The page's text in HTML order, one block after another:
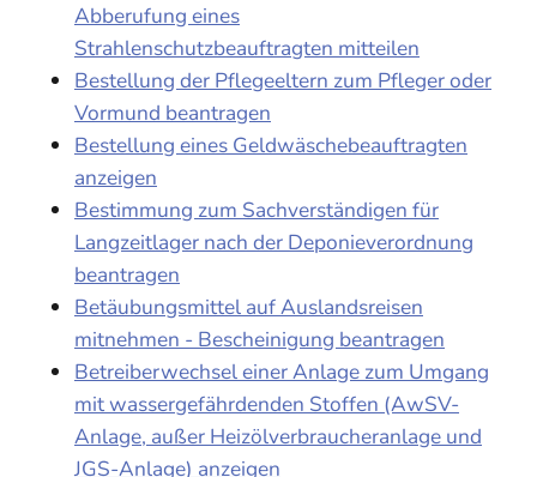
Abberufung eines
Strahlenschutzbeauftragten mitteilen
Bestellung der Pflegeeltern zum Pfleger oder
Vormund beantragen
Bestellung eines Geldwäschebeauftragten
anzeigen
Bestimmung zum Sachverständigen für
Langzeitlager nach der Deponieverordnung
beantragen
Betäubungsmittel auf Auslandsreisen
mitnehmen - Bescheinigung beantragen
Betreiberwechsel einer Anlage zum Umgang
mit wassergefährdenden Stoffen (AwSV-
Anlage, außer Heizölverbraucheranlage und
JGS-Anlage) anzeigen